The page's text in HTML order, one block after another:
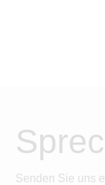
Senden Sie uns